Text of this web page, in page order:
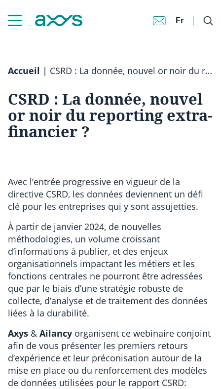
Fr
Accueil | CSRD : La donnée, nouvel or noir du reporting extra-financier ?
CSRD : La donnée, nouvel
or noir du reporting extra-
financier ?
Avec l’entrée progressive en vigueur de la
directive CSRD, les données deviennent un défi
clé pour les entreprises qui y sont assujetties.
À partir de janvier 2024, de nouvelles
méthodologies, un volume croissant
d’informations à publier, et des enjeux
organisationnels impactant les métiers et les
fonctions centrales ne pourront être adressées
que par le biais d’une stratégie robuste de
collecte, d’analyse et de traitement des données
liées à la durabilité.
Axys & Ailancy organisent ce webinaire conjoint
afin de vous présenter les premiers retours
d’expérience et leur préconisation autour de la
mise en place ou du renforcement des modèles
de données utilisées pour le rapport CSRD: